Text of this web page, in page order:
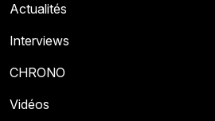
Actualités
Interviews
CHRONO
Vidéos